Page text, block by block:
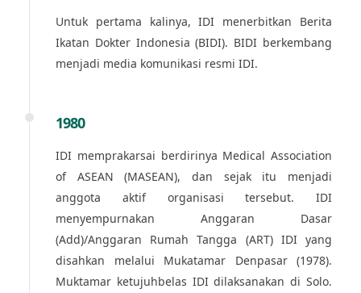
Untuk pertama kalinya, IDI menerbitkan Berita
Ikatan Dokter Indonesia (BIDI). BIDI berkembang
menjadi media komunikasi resmi IDI.
1980
IDI memprakarsai berdirinya Medical Association
of ASEAN (MASEAN), dan sejak itu menjadi
anggota aktif organisasi tersebut. IDI
menyempurnakan Anggaran Dasar
(Add)/Anggaran Rumah Tangga (ART) IDI yang
disahkan melalui Mukatamar Denpasar (1978).
Muktamar ketujuhbelas IDI dilaksanakan di Solo.